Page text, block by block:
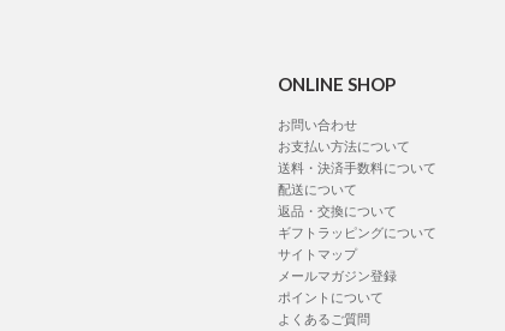
ONLINE SHOP
お問い合わせ
お支払い方法について
送料・決済手数料について
配送について
返品・交換について
ギフトラッピングについて
サイトマップ
メールマガジン登録
ポイントについて
よくあるご質問